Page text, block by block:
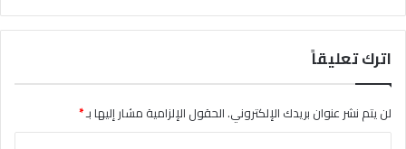
اترك تعليقاً
لن يتم نشر عنوان بريدك الإلكتروني.الحقول الإلزامية مشار إليها بـ*